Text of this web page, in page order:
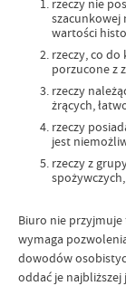
rzeczy nie
szacunkowej
wartości
rzeczy, co
porzucone z
rzeczy
żrących,
rzeczy
jest
rzeczy z
Biuro nie
wymaga
dowodów
oddać je